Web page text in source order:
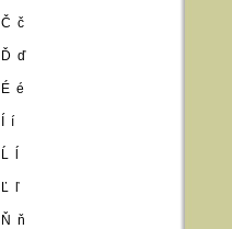
Č č
Ď ď
​É é
Í í
Ĺ ĺ
Ľ ľ
Ň ň